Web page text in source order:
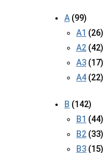
A (99)
A1 (26)
A2 (42)
A3 (17)
A4 (22)
B (142)
B1 (44)
B2 (33)
B3 (15)